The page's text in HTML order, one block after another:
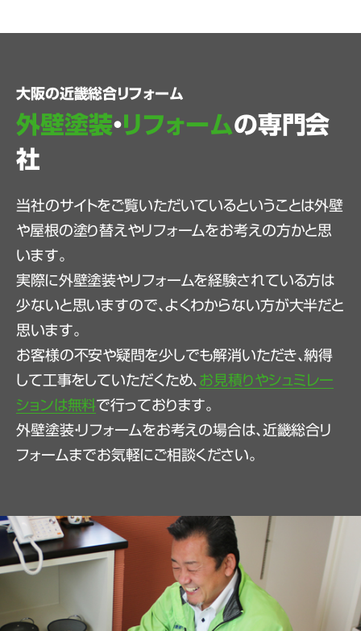
大阪の近畿総合リフォーム
外壁塗装・リフォームの専門会
社
当社のサイトをご覧いただいているということは外壁
や屋根の塗り替えやリフォームをお考えの方かと思
います。
実際に外壁塗装やリフォームを経験されている方は
少ないと思いますので、よくわからない方が大半だと
思います。
お客様の不安や疑問を少しでも解消いただき、納得
して工事をしていただくため、 お見積りやシュミレー
ションは無料で行っております。
外壁塗装・リフォームをお考えの場合は、近畿総合リ
フォームまでお気軽にご相談ください。